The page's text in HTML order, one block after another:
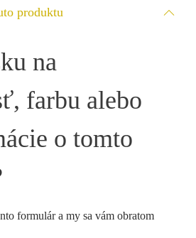
produktu
na
farbu alebo
o tomto
formulár a my sa vám obratom